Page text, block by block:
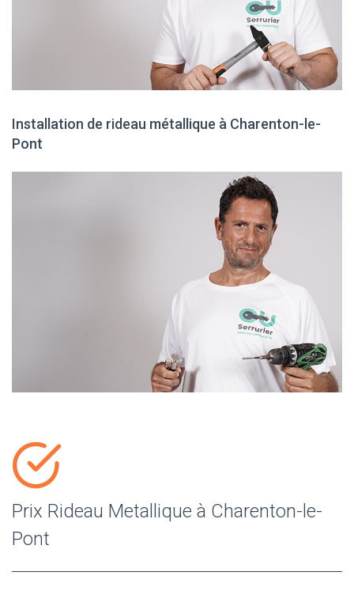
Installation de rideau métallique à Charenton-le-
Pont
Prix Rideau Metallique à Charenton-le-
Pont